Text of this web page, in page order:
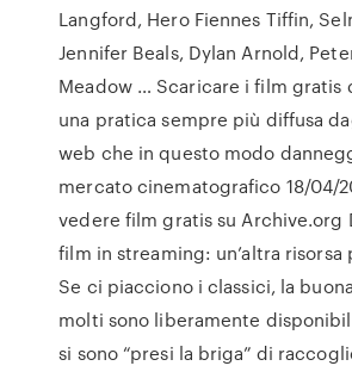
Langford, Hero Fiennes Tiffin,
Jennifer Beals, Dylan Arnold,
Meadow … Scaricare i film gratis
una pratica sempre più diffusa
web che in questo modo
mercato cinematografico 18/04/
vedere film gratis su Archive.org
film in streaming: un’altra risorsa
Se ci piacciono i classici, la
molti sono liberamente
si sono “presi la briga” di